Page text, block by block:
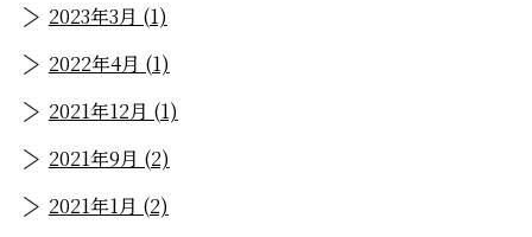
2023年3月 (1)
2022年4月 (1)
2021年12月 (1)
2021年9月 (2)
2021年1月 (2)